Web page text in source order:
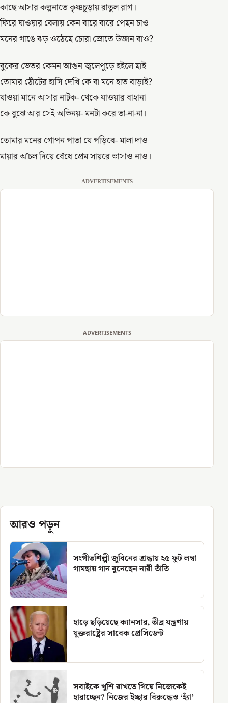
কাছে আসার কল্পনাতে কৃষ্ণচূড়ায় রাতুল রাগ।
ফিরে যাওয়ার বেলায় কেন বারে বারে পেছন চাও
মনের গাঙে ঝড় ওঠেছে চোরা স্রোতে উজান বাও?
বুকের ভেতর কেমন আগুন জ্বলেপুড়ে হইলে ছাই
তোমার ঠোঁটের হাসি দেখি কে বা মনে হাত বাড়াই?
যাওয়া মানে আসার নাটক- থেকে যাওয়ার বাহানা
কে বুঝে আর সেই অভিনয়- মনটা করে তা-না-না।
তোমার মনের গোপন পাতা যে পড়িবে- মালা দাও
মায়ার আঁচল দিয়ে বেঁধে প্রেম সায়রে ভাসাও নাও।
ADVERTISEMENTS
ADVERTISEMENTS
আরও পড়ুন
সংগীতশিল্পী জুবিনের শ্রদ্ধায় ২৫ ফুট লম্বা
গামছায় গান বুনেছেন নারী তাঁতি
হাড়ে ছড়িয়েছে ক্যানসার, তীব্র যন্ত্রণায়
যুক্তরাষ্ট্রের সাবেক প্রেসিডেন্ট
সবাইকে খুশি রাখতে গিয়ে নিজেকেই
হারাচ্ছেন? নিজের ইচ্ছার বিরুদ্ধেও ‘হ্যাঁ’